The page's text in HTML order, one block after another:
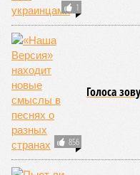
В своём новейшем
Aging, группа учёных из
технологий во главе с
Екатериной Храмеевой
жизни человека. Вернее,
исключить из уравнения
числе и соматические
Итак, пишет в своей
аудиторию публикации
York Post, а не
средним показателем